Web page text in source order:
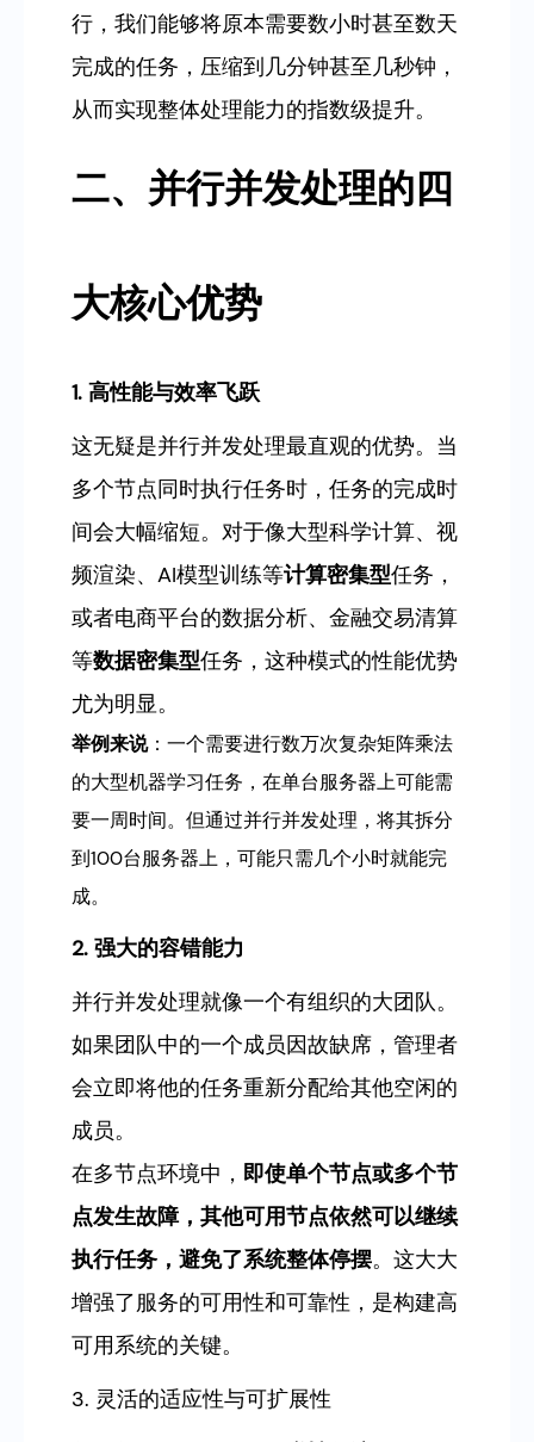
行，我们能够将原本需要数小时甚至数天
完成的任务，压缩到几分钟甚至几秒钟，
从而实现整体处理能力的指数级提升。
二、并行并发处理的四
大核心优势
1. 高性能与效率飞跃
这无疑是并行并发处理最直观的优势。当
多个节点同时执行任务时，任务的完成时
间会大幅缩短。对于像大型科学计算、视
频渲染、AI模型训练等计算密集型任务，
或者电商平台的数据分析、金融交易清算
等数据密集型任务，这种模式的性能优势
尤为明显。
举例来说：一个需要进行数万次复杂矩阵乘法
的大型机器学习任务，在单台服务器上可能需
要一周时间。但通过并行并发处理，将其拆分
到100台服务器上，可能只需几个小时就能完
成。
2. 强大的容错能力
并行并发处理就像一个有组织的大团队。
如果团队中的一个成员因故缺席，管理者
会立即将他的任务重新分配给其他空闲的
成员。
在多节点环境中， 即使单个节点或多个节
点发生故障，其他可用节点依然可以继续
执行任务，避免了系统整体停摆。这大大
增强了服务的可用性和可靠性，是构建高
可用系统的关键。
3. 灵活的适应性与可扩展性